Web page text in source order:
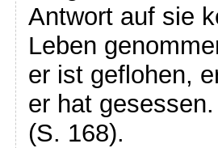
Antwort auf sie
Leben
er ist geflohen,
er hat
(S. 168).